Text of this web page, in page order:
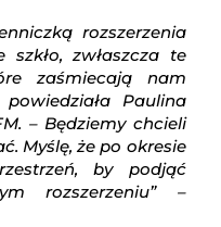
rozszerzenia
zwłaszcza te
zaśmiecają nam
Paulina
– Będziemy chcieli
Myślę, że po okresie
by podjąć
rozszerzeniu” –